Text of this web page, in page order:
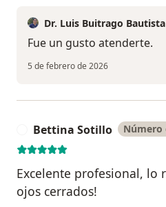
Dr. Luis Buitrago Bautista
Fue un gusto atenderte.
5 de febrero de 2026
Bettina Sotillo Número
Excelente profesional, lo
ojos cerrados!